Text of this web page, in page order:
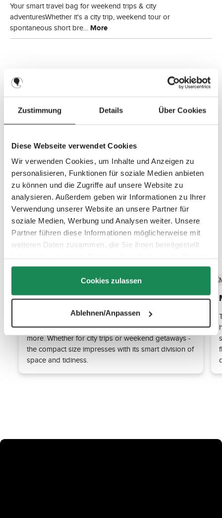
Zustimmung Details Über Cookies
Diese Webseite verwendet Cookies
Wir verwenden Cookies, um Inhalte und Anzeigen zu
personalisieren, Funktionen für soziale Medien anbieten
zu können und die Zugriffe auf unsere Website zu
analysieren. Außerdem geben wir Informationen zu Ihrer
Verwendung unserer Website an unsere Partner für
soziale Medien, Werbung und Analysen weiter. Unsere
Partner führen diese Informationen möglicherweise mit
weiteren Daten zusammen, die Sie ihnen bereitgestellt
gesammelt haben.
Cookies zulassen
Ablehnen/Anpassen
Your smart travel bag for weekend trips & city
adventuresWhether it's a city trip, weekend tour or
spontaneous short bre… More
33 liters cleverly used
With a volume of 33 liters, the Bellinzona offers
plenty of space for clothes, travel essentials and
more. Whether for city trips or weekend getaways -
the compact size impresses with its smart division of
space and tidiness.